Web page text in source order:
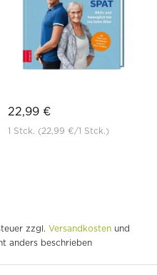
22,99 €
1 Stck. (22,99 €/1 Stck.)
zzgl. Versandkosten und
anders beschrieben